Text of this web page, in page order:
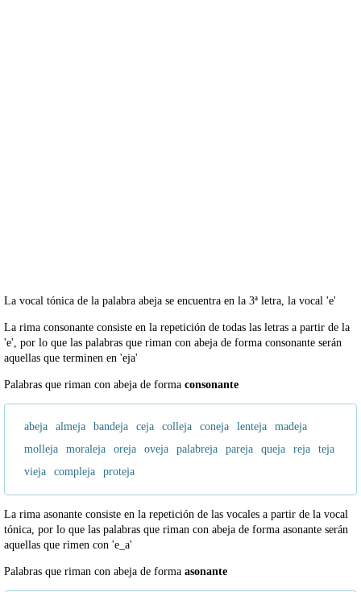
La vocal tónica de la palabra abeja se encuentra en la 3ª letra, la vocal 'e'
La rima consonante consiste en la repetición de todas las letras a partir de la
'e', por lo que las palabras que riman con abeja de forma consonante serán
aquellas que terminen en 'eja'
Palabras que riman con abeja de forma consonante
abeja almeja bandeja ceja colleja coneja lenteja
madeja
molleja
moraleja oreja oveja palabreja pareja queja reja
teja
vieja
compleja proteja
La rima asonante consiste en la repetición de las vocales a partir de la vocal
tónica, por lo que las palabras que riman con abeja de forma asonante serán
aquellas que rimen con 'e_a'
Palabras que riman con abeja de forma asonante